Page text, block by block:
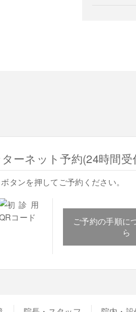
ーネット予約(24時間受
ボタンを押してご予約ください。
ご予約の手順に
ら